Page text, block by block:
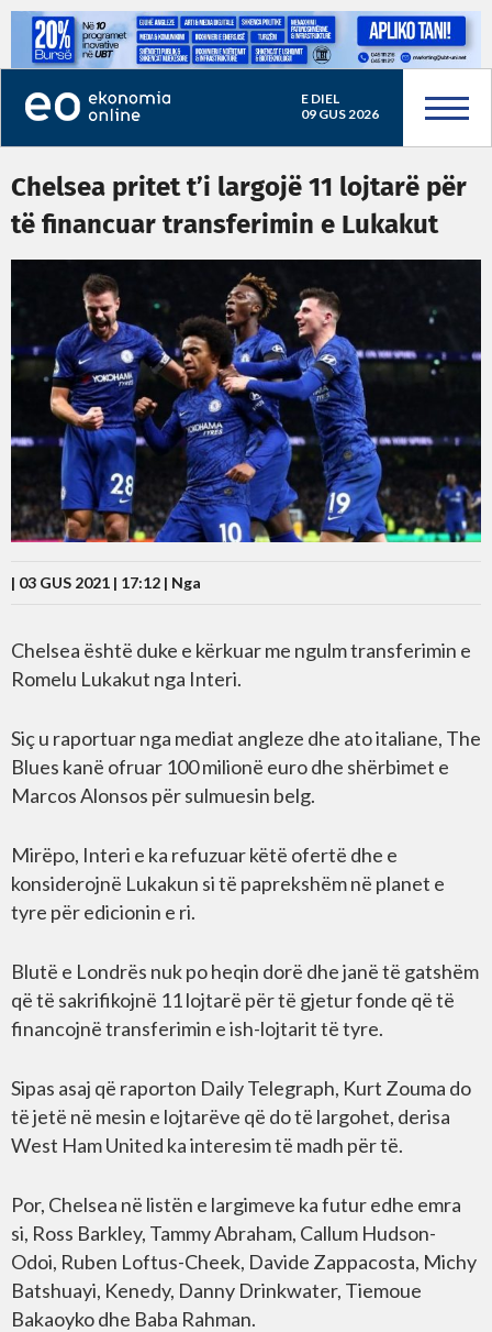
E DIEL
09 GUS 2026
Chelsea pritet t’i largojë 11 lojtarë për
të financuar transferimin e Lukakut
| 03 GUS 2021 | 17:12 | Nga
Chelsea është duke e kërkuar me ngulm transferimin e
Romelu Lukakut nga Interi.
Siç u raportuar nga mediat angleze dhe ato italiane, The
Blues kanë ofruar 100 milionë euro dhe shërbimet e
Marcos Alonsos për sulmuesin belg.
Mirëpo, Interi e ka refuzuar këtë ofertë dhe e
konsiderojnë Lukakun si të paprekshëm në planet e
tyre për edicionin e ri.
Blutë e Londrës nuk po heqin dorë dhe janë të gatshëm
që të sakrifikojnë 11 lojtarë për të gjetur fonde që të
financojnë transferimin e ish-lojtarit të tyre.
Sipas asaj që raporton Daily Telegraph, Kurt Zouma do
të jetë në mesin e lojtarëve që do të largohet, derisa
West Ham United ka interesim të madh për të.
Por, Chelsea në listën e largimeve ka futur edhe emra
si, Ross Barkley, Tammy Abraham, Callum Hudson-
Odoi, Ruben Loftus-Cheek, Davide Zappacosta, Michy
Batshuayi, Kenedy, Danny Drinkwater, Tiemoue
Bakaoyko dhe Baba Rahman.